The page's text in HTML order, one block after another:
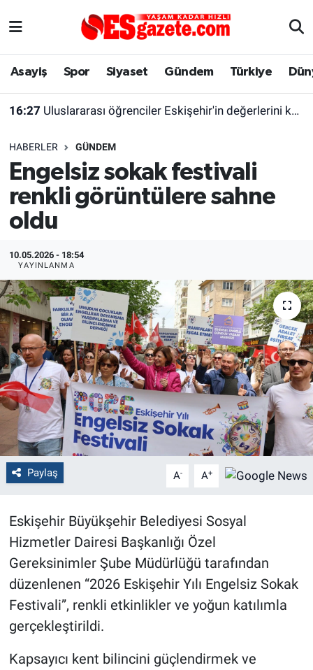
Asayiş Spor Siyaset Gündem Türkiye
16:27 Uluslararası öğrenciler Eskişehir'in değerlerini keşfetti
HABERLER GÜNDEM
Engelsiz sokak festivali
renkli görüntülere sahne
oldu
10.05.2026 - 18:54
YAYINLANMA
Paylaş A- A+
Eskişehir Büyükşehir Belediyesi Sosyal
Hizmetler Dairesi Başkanlığı Özel
Gereksinimler Şube Müdürlüğü tarafından
düzenlenen “2026 Eskişehir Yılı Engelsiz Sokak
Festivali”, renkli etkinlikler ve yoğun katılımla
gerçekleştirildi.
Kapsayıcı kent bilincini güçlendirmek ve
Asayiş
Gündem
Türkiye
Dünya
Sağlık
Alış-Veriş/İş dünyası
Yaşam
Eskişehirspor Arşivi
Eskişehir Arşivi
Röportaj
Ekonomi
Kültür Sanat
Politika
Bilecik
Kütahya
Gezi
Genel
Çevre
Magazin
Bilim ve Teknoloji
Eskişehir Nöbetçi Eczaneler
Süper Lig Puan Durumu ve Fikstür
Tüm Manşetler
Son Dakika Haberleri
Haber Arşivi